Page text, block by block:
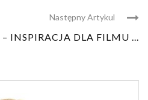
Następny Artykul
INSPIRACJA DLA FILMU ...